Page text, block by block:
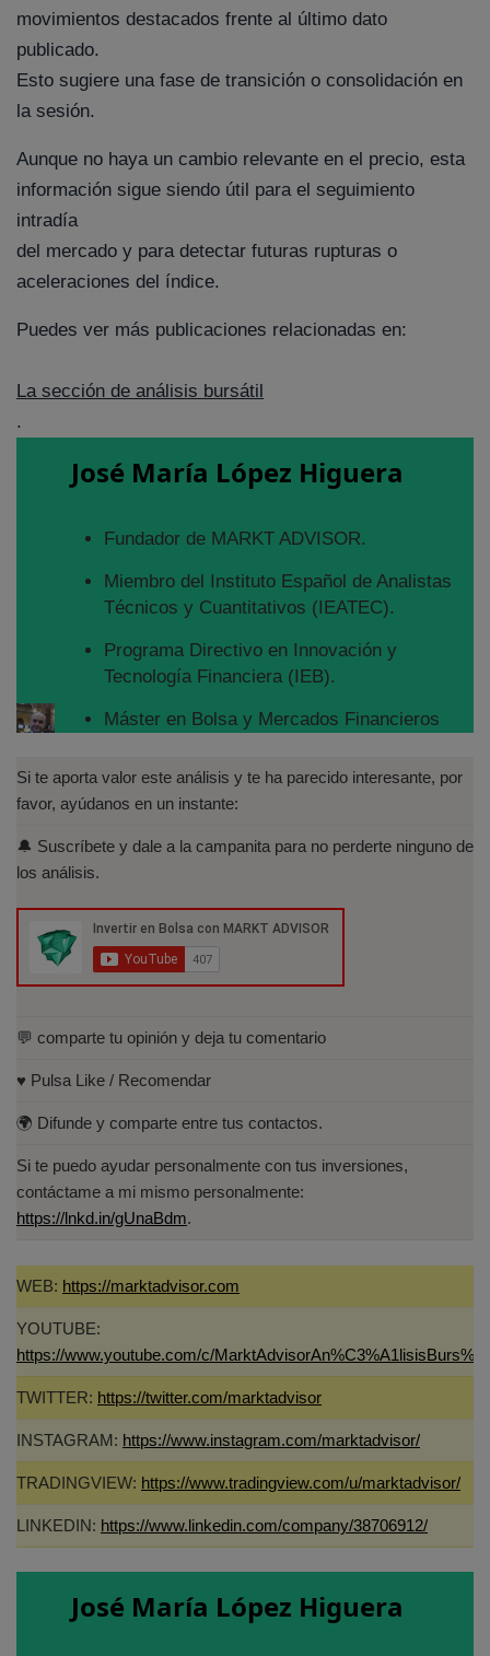
movimientos destacados frente al último dato
publicado.
Esto sugiere una fase de transición o consolidación en
la sesión.
Aunque no haya un cambio relevante en el precio, esta
información sigue siendo útil para el seguimiento
intradía
del mercado y para detectar futuras rupturas o
aceleraciones del índice.
Puedes ver más publicaciones relacionadas en:
La sección de análisis bursátil
.
José María López Higuera
Fundador de MARKT ADVISOR.
Miembro del Instituto Español de Analistas
Técnicos y Cuantitativos (IEATEC).
Programa Directivo en Innovación y
Tecnología Financiera (IEB).
Máster en Bolsa y Mercados Financieros
asesoramiento financiero (MIFID II):
https://www.cnmv.es/portal/Titulos-
Licenciado en Informática por la Universidad
Politécnica de Madrid(UPM)
Si te aporta valor este análisis y te ha parecido interesante, por
favor, ayúdanos en un instante:
🔔 Suscríbete y dale a la campanita para no perderte ninguno de
los análisis.
💬 comparte tu opinión y deja tu comentario
♥️ Pulsa Like / Recomendar
🌍 Difunde y comparte entre tus contactos.
Si te puedo ayudar personalmente con tus inversiones,
contáctame a mi mismo personalmente:
https://lnkd.in/gUnaBdm.
WEB: https://marktadvisor.com
YOUTUBE:
https://www.youtube.com/c/
TWITTER: https://twitter.com/marktadvisor
INSTAGRAM: https://www.instagram.com/marktadvisor/
TRADINGVIEW: https://www.tradingview.com/u/marktadvisor/
LINKEDIN: https://www.linkedin.com/company/38706912/
José María López Higuera